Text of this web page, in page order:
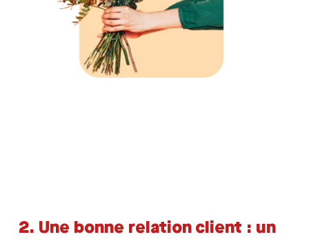
2. Une bonne relation client : un